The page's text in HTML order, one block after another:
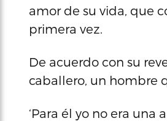
amor de su vida, que
primera vez.
De acuerdo con su
caballero, un hombre
‘Para él yo no era